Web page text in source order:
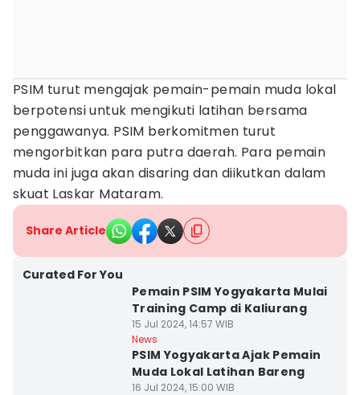
PSIM turut mengajak pemain-pemain muda lokal
berpotensi untuk mengikuti latihan bersama
penggawanya. PSIM berkomitmen turut
mengorbitkan para putra daerah. Para pemain
muda ini juga akan disaring dan diikutkan dalam
skuat Laskar Mataram.
Share Article
Curated For You
Pemain PSIM Yogyakarta Mulai
Training Camp di Kaliurang
15 Jul 2024, 14:57 WIB
News
PSIM Yogyakarta Ajak Pemain
Muda Lokal Latihan Bareng
16 Jul 2024, 15:00 WIB